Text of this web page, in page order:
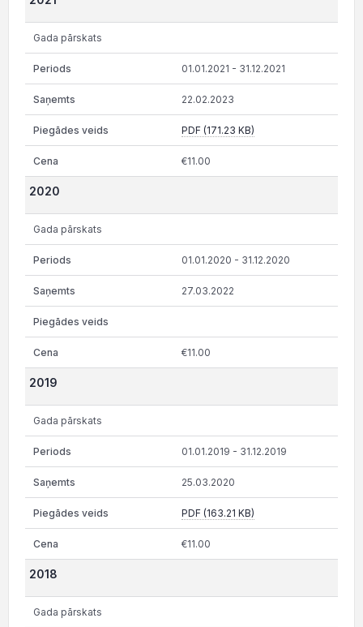
Gada pārskats
01.01.2021 - 31.12.2021
22.02.2023
PDF (171.23 KB)
€11.00
2020
Gada pārskats
01.01.2020 - 31.12.2020
27.03.2022
€11.00
2019
Gada pārskats
01.01.2019 - 31.12.2019
25.03.2020
PDF (163.21 KB)
€11.00
2018
Gada pārskats